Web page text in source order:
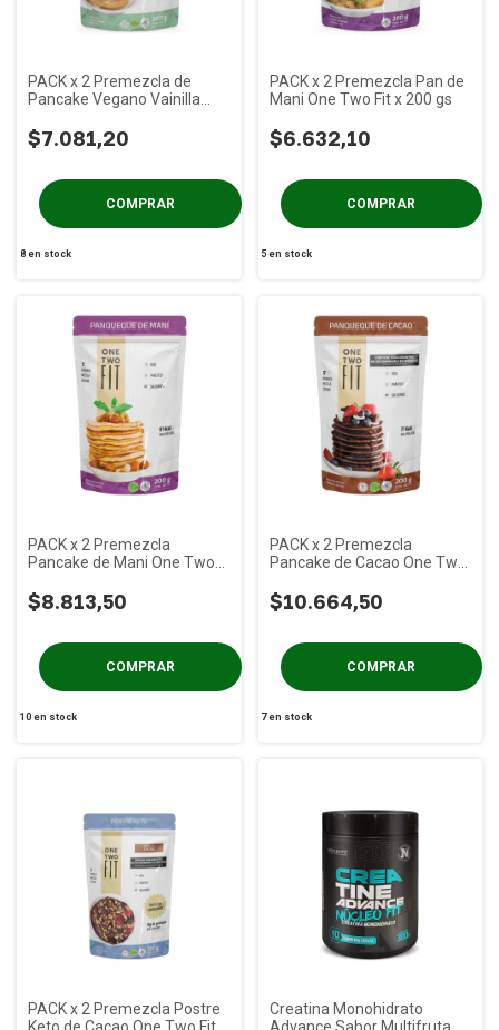
PACK x 2 Premezcla de
Pancake Vegano Vainilla
$7.081,20
8en stock
PACK x 2 Premezcla Pan de
Mani One Two Fit x 200 gs
$6.632,10
5 en stock
PACK x 2 Premezcla
Pancake de Mani One Two
$8.813,50
10en stock
PACK x 2 Premezcla
Pancake de Cacao One Two
$10.664,50
7en stock
PACK x 2 Premezcla Postre
Keto de Cacao One Two Fit x
Creatina Monohidrato
Advance Sabor Multifruta